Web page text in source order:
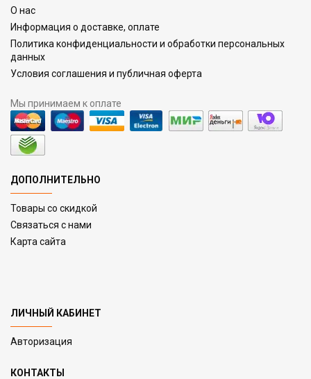
О нас
Информация о доставке, оплате
Политика конфиденциальности и обработки персональных
данных
Условия соглашения и публичная оферта
Мы принимаем к оплате
ДОПОЛНИТЕЛЬНО
Товары со скидкой
Связаться с нами
Карта сайта
ЛИЧНЫЙ КАБИНЕТ
Авторизация
КОНТАКТЫ